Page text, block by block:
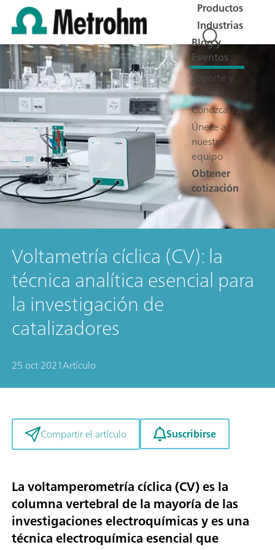
Productos
Industrias
Blog y
Eventos
Soporte y
servicio
Conózcanos
Únete a
nuestro
equipo
Obtener
cotización
Voltametría cíclica (CV): la
técnica analítica esencial para
la investigación de
catalizadores
25 oct 2021Artículo
Compartir el artículo Suscribirse
La voltamperometría cíclica (CV) es la
columna vertebral de la mayoría de las
investigaciones electroquímicas y es una
técnica electroquímica esencial que